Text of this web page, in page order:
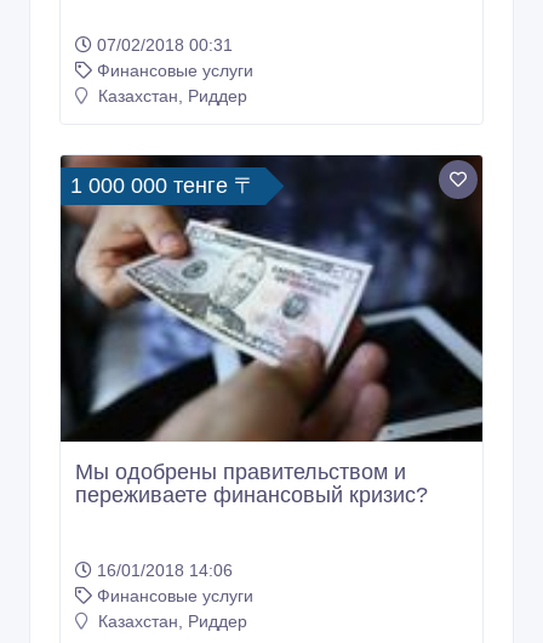
07/02/2018 00:31
Финансовые услуги
Казахстан, Риддер
1 000 000 тенге 〒
Мы одобрены правительством и
переживаете финансовый кризис?
16/01/2018 14:06
Финансовые услуги
Казахстан, Риддер